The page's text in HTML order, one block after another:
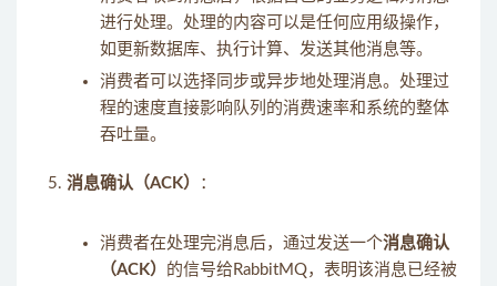
进行处理。处理的内容可以是任何应用级操作，
如更新数据库、执行计算、发送其他消息等。
消费者可以选择同步或异步地处理消息。处理过
程的速度直接影响队列的消费速率和系统的整体
吞吐量。
消息确认（ACK） ：
消费者在处理完消息后，通过发送一个消息确认
（ACK）
的信号给RabbitMQ，表明该消息已经被